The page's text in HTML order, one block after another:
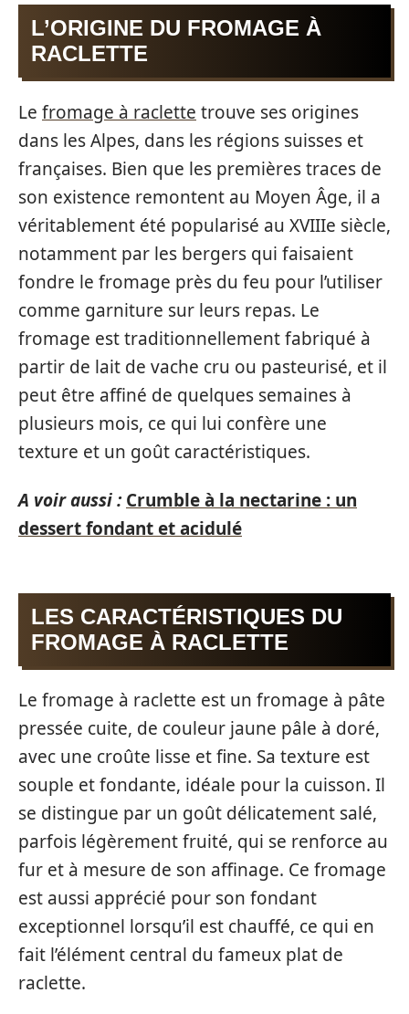
L’ORIGINE DU FROMAGE À
RACLETTE
Le fromage à raclette trouve ses origines
dans les Alpes, dans les régions suisses et
françaises. Bien que les premières traces de
son existence remontent au Moyen Âge, il a
véritablement été popularisé au XVIIIe siècle,
notamment par les bergers qui faisaient
fondre le fromage près du feu pour l’utiliser
comme garniture sur leurs repas. Le
fromage est traditionnellement fabriqué à
partir de lait de vache cru ou pasteurisé, et il
peut être affiné de quelques semaines à
plusieurs mois, ce qui lui confère une
texture et un goût caractéristiques.
A voir aussi : Crumble à la nectarine : un
dessert fondant et acidulé
LES CARACTÉRISTIQUES DU
FROMAGE À RACLETTE
Le fromage à raclette est un fromage à pâte
pressée cuite, de couleur jaune pâle à doré,
avec une croûte lisse et fine. Sa texture est
souple et fondante, idéale pour la cuisson. Il
se distingue par un goût délicatement salé,
parfois légèrement fruité, qui se renforce au
fur et à mesure de son affinage. Ce fromage
est aussi apprécié pour son fondant
exceptionnel lorsqu’il est chauffé, ce qui en
fait l’élément central du fameux plat de
raclette.